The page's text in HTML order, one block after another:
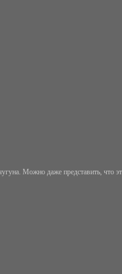
Можно даже представить, что